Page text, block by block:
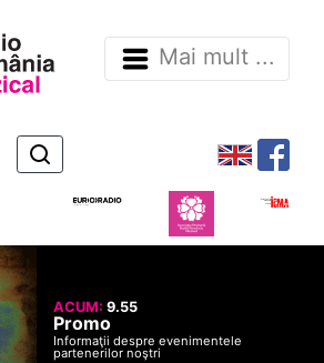
Mai mult ...
ACUM:9.55
Promo
Informaţii despre evenimentele
partenerilor noştri